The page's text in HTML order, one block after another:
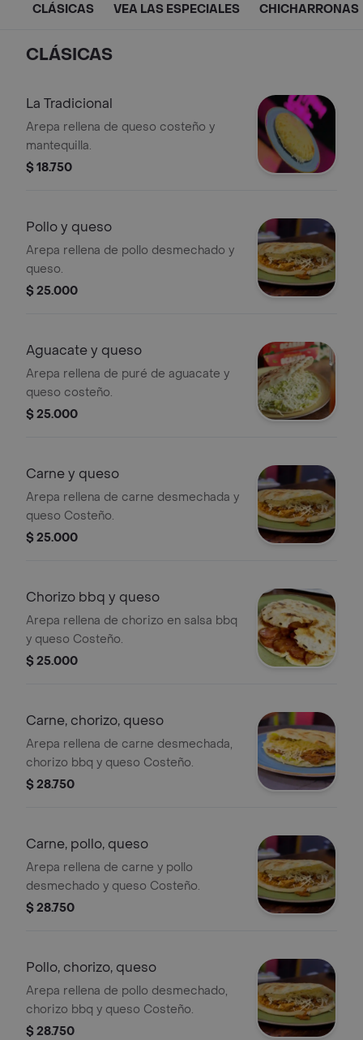
CLÁSICAS VEA LAS ESPECIALES CHICHARRONAS
CLÁSICAS
La Tradicional
Arepa rellena de queso costeño y
mantequilla.
$ 18.750
Pollo y queso
Arepa rellena de pollo desmechado y
queso.
$ 25.000
Aguacate y queso
Arepa rellena de puré de aguacate y
queso costeño.
$ 25.000
Carne y queso
Arepa rellena de carne desmechada y
queso Costeño.
$ 25.000
Chorizo bbq y queso
Arepa rellena de chorizo en salsa bbq
y queso Costeño.
$ 25.000
Carne, chorizo, queso
Arepa rellena de carne desmechada,
chorizo bbq y queso Costeño.
$ 28.750
Carne, pollo, queso
Arepa rellena de carne y pollo
desmechado y queso Costeño.
$ 28.750
Pollo, chorizo, queso
Arepa rellena de pollo desmechado,
chorizo bbq y queso Costeño.
$ 28.750